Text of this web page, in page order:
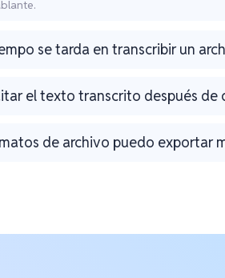
se tarda en transcribir un
el texto transcrito después de
de archivo puedo exportar